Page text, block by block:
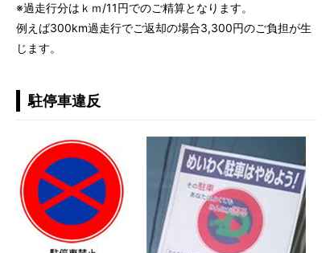
※過走行分はｋｍ/11円でのご精算となります。
例えば300km過走行でご返却の場合3,300円のご負担が生
じます。
駐停車違反